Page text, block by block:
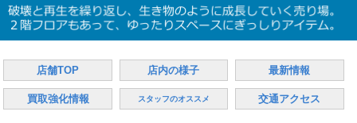
店舗TOP 店内の様子 最新情報
買取強化情報 スタッフのオススメ 交通アクセス